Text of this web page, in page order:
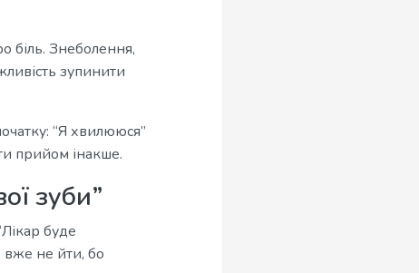
біль. Знеболення,
зупинити
“Я хвилююся”
прийом інакше.
зуби”
буде
вже не йти, бо